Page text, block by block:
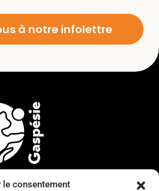
le consentement
à notre infolettre